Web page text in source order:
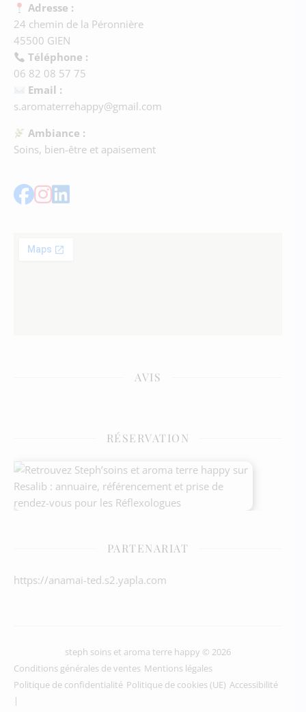
Adresse :
24 chemin de la Péronnière
45500 GIEN
Téléphone :
06 82 08 57 75
Email :
s.aromaterrehappy@gmail.com
Ambiance :
Soins, bien-être et apaisement
AVIS
RÉSERVATION
PARTENARIAT
https://anamai-ted.s2.yapla.com
steph soins et aroma terre happy © 2026
Conditions générales de ventes Mentions légales
Politique de confidentialité Politique de cookies (UE) Accessibilité